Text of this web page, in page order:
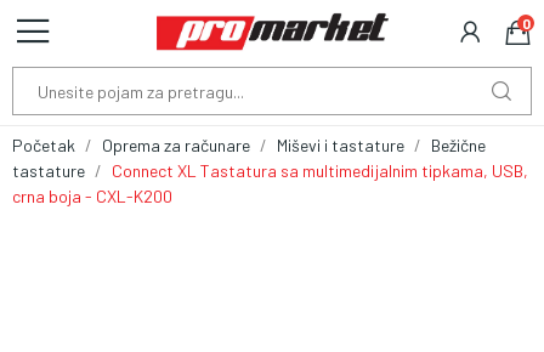
0
Početak Oprema za računare Miševi i tastature
Bežične
tastature
Connect XL Tastatura sa multimedijalnim tipkama, USB,
crna boja - CXL-K200